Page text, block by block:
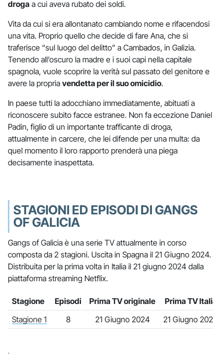
droga a cui aveva rubato dei soldi.
Vita da cui si era allontanato cambiando nome e rifacendosi
una vita. Proprio quello che decide di fare Ana, che si
traferisce “sul luogo del delitto” a Cambados, in Galizia.
Tenendo all’oscuro la madre e i suoi capi nella capitale
spagnola, vuole scoprire la verità sul passato del genitore e
avere la propria vendetta per il suo omicidio.
In paese tutti la adocchiano immediatamente, abituati a
riconoscere subito facce estranee. Non fa eccezione Daniel
Padin, figlio di un importante trafficante di droga,
attualmente in carcere, che lei difende per una multa: da
quel momento il loro rapporto prenderà una piega
decisamente inaspettata.
STAGIONI ED EPISODI DI GANGS
OF GALICIA
Gangs of Galicia è una serie TV attualmente in corso
composta da 2 stagioni. Uscita in Spagna il 21 Giugno 2024.
Distribuita per la prima volta in Italia il 21 giugno 2024 dalla
piattaforma streaming Netflix.
Stagione Episodi Prima TV originale
Prima TV Italia
Stagione 1
8 21 Giugno 2024 21 Giugno 2024